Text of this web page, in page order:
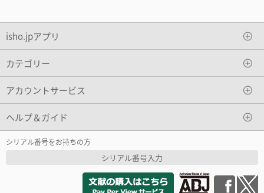
isho.jpアプリ
カテゴリー
アカウントサービス
ヘルプ＆ガイド
シリアル番号をお持ちの方
シリアル番号入力